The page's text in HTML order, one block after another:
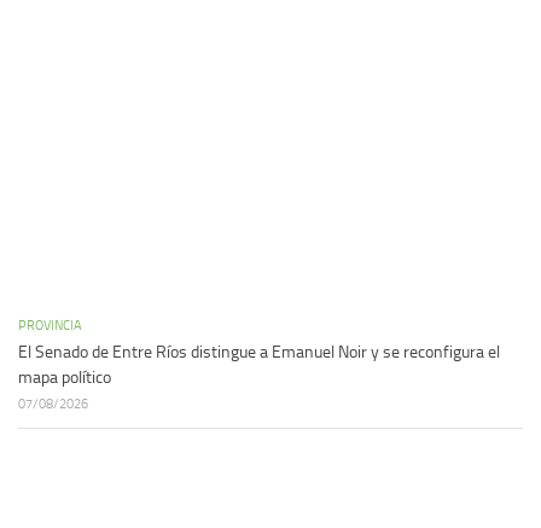
PROVINCIA
El Senado de Entre Ríos distingue a Emanuel Noir y se reconfigura el
mapa político
07/08/2026